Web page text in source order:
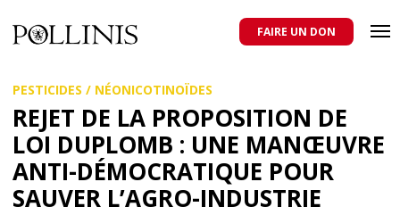
au
contenu
principal
domestiques et sauvages, et pour une agriculture qui respecte tous
les pollinisateurs
FAIRE UN DON
PESTICIDES / NÉONICOTINOÏDES
REJET DE LA PROPOSITION DE
LOI DUPLOMB : UNE MANŒUVRE
ANTI-DÉMOCRATIQUE POUR
SAUVER L’AGRO-INDUSTRIE